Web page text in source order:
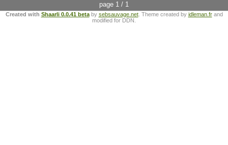
page 1 / 1
Created with Shaarli 0.0.41 betaby sebsauvage.net. Theme created by idleman.frand
modified for DDN.